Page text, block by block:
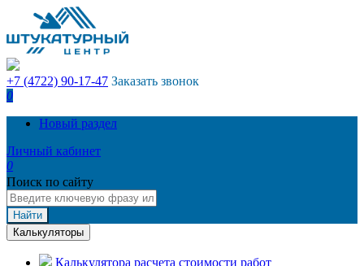
+7 (4722) 90-17-47 Заказать звонок
0
Новый раздел
Личный кабинет
0
Поиск по сайту
Найти
Калькуляторы
Калькулятора расчета стоимости работ